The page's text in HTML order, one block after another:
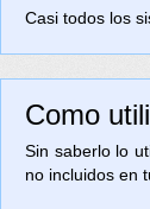
Casi todos los
Como
Sin saberlo lo
no incluidos en